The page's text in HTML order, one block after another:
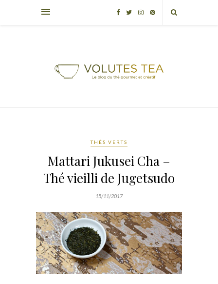
THÉS VERTS
Mattari Jukusei Cha –
Thé vieilli de Jugetsudo
15/11/2017